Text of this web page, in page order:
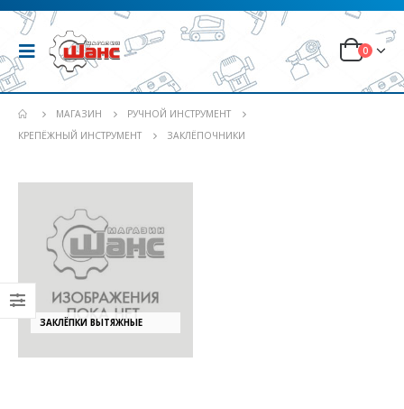
0
МАГАЗИН
РУЧНОЙ ИНСТРУМЕНТ
КРЕПЁЖНЫЙ ИНСТРУМЕНТ
ЗАКЛЁПОЧНИКИ
ЗАКЛЁПКИ ВЫТЯЖНЫЕ